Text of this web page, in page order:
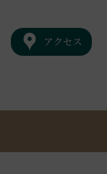
アクセス